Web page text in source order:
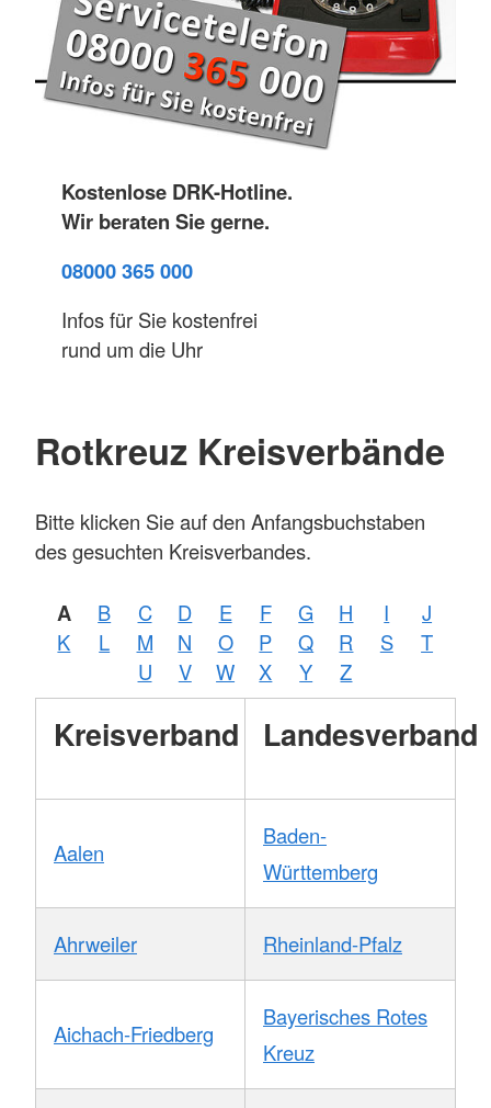
Kostenlose DRK-Hotline.
Wir beraten Sie gerne.
08000 365 000
Infos für Sie kostenfrei
rund um die Uhr
Rotkreuz Kreisverbände
Bitte klicken Sie auf den Anfangsbuchstaben
des gesuchten Kreisverbandes.
A B C D E F G H I
J
K
L M N O P Q R S
T
U
V W X Y Z
Kreisverband Landesverband
Aalen
Baden-
Württemberg
Ahrweiler Rheinland-Pfalz
Aichach-Friedberg
Bayerisches Rotes
Kreuz